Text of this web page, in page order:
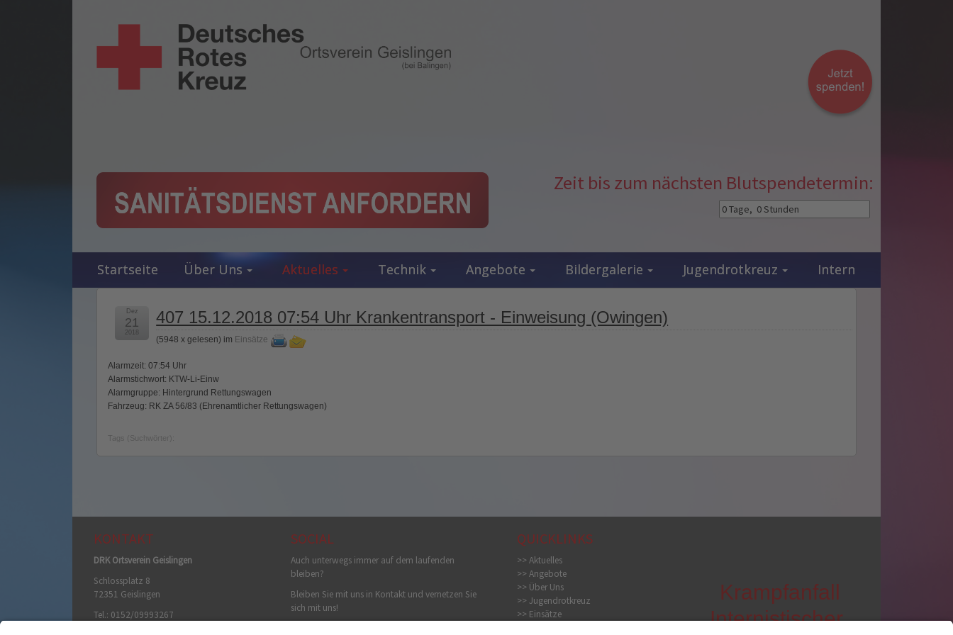
Zeit bis zum nächsten Blutspendetermin:
Startseite Über Uns Aktuelles Technik Angebote Bildergalerie Jugendrotkreuz Intern
407 15.12.2018 07:54 Uhr Krankentransport - Einweisung (Owingen)
(5948 x gelesen) im Einsätze
Dez
21
2018
Alarmzeit: 07:54 Uhr
Alarmstichwort: KTW-Li-Einw
Alarmgruppe: Hintergrund Rettungswagen
Fahrzeug: RK ZA 56/83 (Ehrenamtlicher Rettungswagen)
Tags (Suchwörter):
KONTAKT
DRK Ortsverein Geislingen
Schlossplatz 8
72351 Geislingen
Tel.: 0152/09993267
SOCIAL
Auch unterwegs immer auf dem laufenden
bleiben?
Bleiben Sie mit uns in Kontakt und vernetzen Sie
sich mit uns!
QUICKLINKS
>> Aktuelles
>> Angebote
>> Über Uns
>> Jugendrotkreuz
>> Einsätze
Internistischer
Krampfanfall